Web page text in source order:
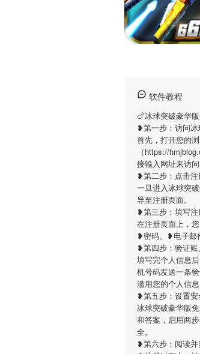
软件教程
🍗冰球突破豪华
❥第一步：访问
首先，打开您的
（https://
接输入网址来访问
❥第二步：点击注
一旦进入冰球突
导至注册页面。
❥第三步：填写注
在注册页面上，
❥密码、❥电子邮
❥第四步：验证账
填写完个人信息
机号码发送一条
滥用您的个人信息
❥第五步：设置安
冰球突破豪华版
和答案，启用两
全。
❥第六步：阅读并